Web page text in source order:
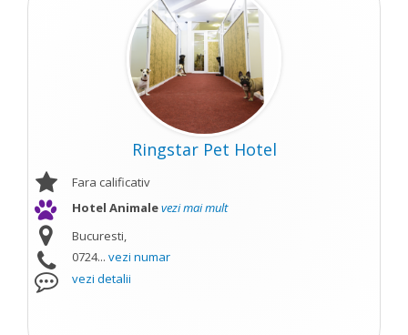
Ringstar Pet Hotel
Fara calificativ
Hotel Animalevezi mai mult
Bucuresti,
0724... vezi numar
vezi detalii